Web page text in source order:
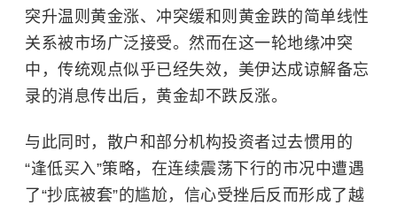
突升温则黄金涨、冲突缓和则黄金跌的简单线性
关系被市场广泛接受。然而在这一轮地缘冲突
中，传统观点似乎已经失效，美伊达成谅解备忘
录的消息传出后，黄金却不跌反涨。
与此同时，散户和部分机构投资者过去惯用的
“逢低买入”策略，在连续震荡下行的市况中遭遇
了“抄底被套”的尴尬，信心受挫后反而形成了越